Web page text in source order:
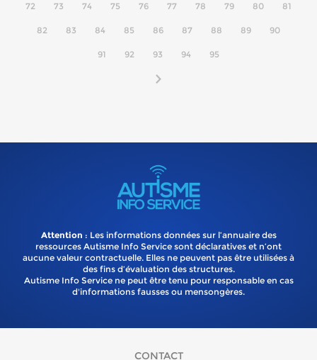
72 73 74 75 76 77 78 79 80 81
82 83 84 85 86 87 88 89 90
91 92 93 94 95
Attention : Les informations données sur l’annuaire des
ressources Autisme Info Service sont déclaratives et n’ont
aucune valeur contractuelle. Elles ne peuvent pas être utilisées à
des fins d’évaluation des structures.
Autisme Info Service ne peut être tenu pour responsable en cas
d'informations fausses ou mensongères.
CONTACT